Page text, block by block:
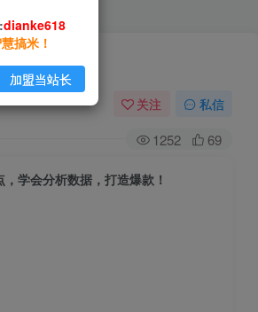
款！
关注 私信
1252 69
学会分析数据，打造爆款！
dianke618
搞米！
加盟当站长